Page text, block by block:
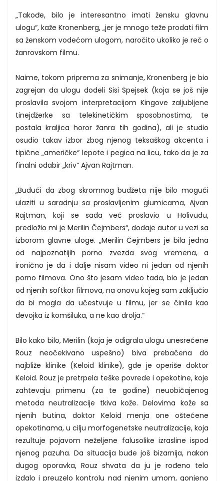
„Takođe, bilo je interesantno imati žensku glavnu
ulogu“, kaže Kronenberg, „jer je mnogo teže prodati film
sa ženskom vodećom ulogom, naročito ukoliko je reč o
žanrovskom filmu.
Naime, tokom priprema za snimanje, Kronenberg je bio
zagrejan da ulogu dodeli Sisi Spejsek (koja se još nije
proslavila svojom interpretacijom Kingove zaljubljene
tinejdžerke sa telekinetičkim sposobnostima, te
postala kraljica horor žanra tih godina), ali je studio
osudio takav izbor zbog njenog teksaškog akcenta i
tipične „američke“ lepote i pegica na licu, tako da je za
finalni odabir „kriv“ Ajvan Rajtman.
„Budući da zbog skromnog budžeta nije bilo mogući
ulaziti u saradnju sa proslavljenim glumicama, Ajvan
Rajtman, koji se sada već proslavio u Holivudu,
predložio mi je Merilin Čejmbers“, dodaje autor u vezi sa
izborom glavne uloge. „Merilin Čejmbers je bila jedna
od najpoznatijih porno zvezda svog vremena, a
ironično je da i dalje nisam video ni jedan od njenih
porno filmova. Ono što jesam video tada, bio je jedan
od njenih softkor filmova, na onovu kojeg sam zaključio
da bi mogla da učestvuje u filmu, jer se činila kao
devojka iz komšiluka, a ne kao drolja.“
Bilo kako bilo, Merilin (koja je odigrala ulogu unesrećene
Rouz neočekivano uspešno) biva prebačena do
najbliže klinike (Keloid klinike), gde je operiše doktor
Keloid. Rouz je pretrpela teške povrede i opekotine, koje
zahtevaju primenu (za te godine) neuobičajenog
metoda neutralizacije tkiva kože. Delovima kože sa
njenih butina, doktor Keloid menja one oštećene
opekotinama, u cilju morfogenetske neutralizacije, koja
rezultuje pojavom neželjene falusolike izrasline ispod
njenog pazuha. Da situacija bude još bizarnija, nakon
dugog oporavka, Rouz shvata da ju je rođeno telo
izdalo i preuzelo kontrolu nad njenim umom, gonjeno